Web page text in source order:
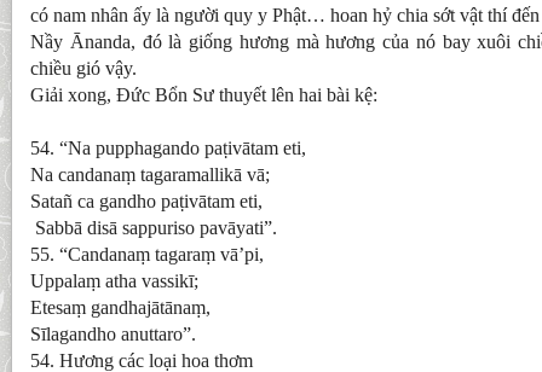
có nam nhân ấy là người quy y Phật… hoan hỷ chia sớt vật thí
Nầy Ānanda, đó là giống hương mà hương của nó bay xuôi
chiều gió vậy.
Giải xong, Đức Bổn Sư thuyết lên hai bài kệ:
54. “Na pupphagando paṭivātam eti,
Na candanaṃ tagaramallikā vā;
Satañ ca gandho paṭivātam eti,
Sabbā disā sappuriso pavāyati”.
55. “Candanaṃ tagaraṃ vā’pi,
Uppalaṃ atha vassikī;
Etesaṃ gandhajātānaṃ,
Sīlagandho anuttaro”.
54. Hương các loại hoa thơm